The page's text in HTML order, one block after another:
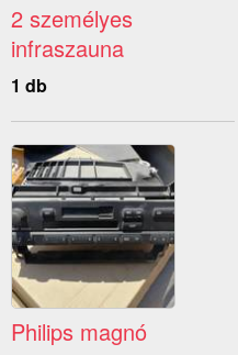
2 személyes
infraszauna
1 db
Philips magnó